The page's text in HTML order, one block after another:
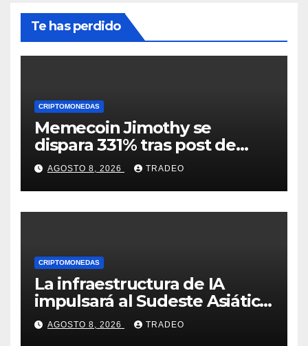
Te has perdido
CRIPTOMONEDAS
Memecoin Jimothy se
dispara 331% tras post de
Elon Musk sobre un
mapache
AGOSTO 8, 2026 TRADEO
CRIPTOMONEDAS
La infraestructura de IA
impulsará al Sudeste Asiático,
destaca United Overseas
Bank
AGOSTO 8, 2026 TRADEO